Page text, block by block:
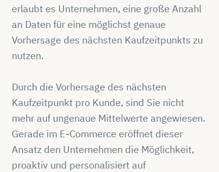
erlaubt es Unternehmen, eine große Anzahl
an Daten für eine möglichst genaue
Vorhersage des nächsten Kaufzeitpunkts zu
nutzen.
Durch die Vorhersage des nächsten
Kaufzeitpunkt pro Kunde, sind Sie nicht
mehr auf ungenaue Mittelwerte angewiesen.
Gerade im E-Commerce eröffnet dieser
Ansatz den Unternehmen die Möglichkeit,
proaktiv und personalisiert auf